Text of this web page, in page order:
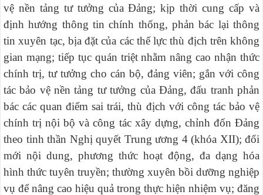
vệ nền tảng tư tưởng của Đảng; kịp thời cung cấp và
định hướng thông tin chính thống, phản bác lại thông
tin xuyên tạc, bịa đặt của các thế lực thù địch trên không
gian mạng; tiếp tục quán triệt nhằm nâng cao nhận thức
chính trị, tư tưởng cho cán bộ, đảng viên; gắn với công
tác bảo vệ nền tảng tư tưởng của Đảng, đấu tranh phản
bác các quan điểm sai trái, thù địch với công tác bảo vệ
chính trị nội bộ và công tác xây dựng, chỉnh đốn Đảng
theo tinh thần Nghị quyết Trung ương 4 (khóa XII); đổi
mới nội dung, phương thức hoạt động, đa dạng hóa
hình thức tuyên truyền; thường xuyên bồi dưỡng nghiệp
vụ để nâng cao hiệu quả trong thực hiện nhiệm vụ; đăng